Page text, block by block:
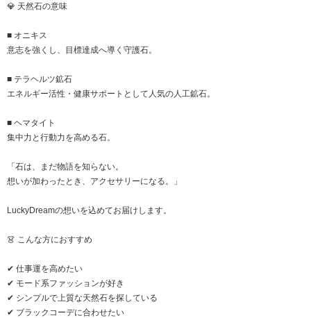
💎 天然石の意味
■ オニキス
意志を強くし、目標達成へ導く守護石。
■ テラヘルツ鉱石
エネルギー活性・健康サポートとして人気の人工鉱石。
■ ヘマタイト
集中力と行動力を高める石。
「石は、まだ物語を知らない。
想いが加わったとき、アクセサリーになる。」
LuckyDreamの想いを込めてお届けします。
👗 こんな方におすすめ
✔ 仕事運を高めたい
✔ モード系ファッションが好き
✔ シンプルで上質な天然石を探している
✔ ブラックコーデに合わせたい